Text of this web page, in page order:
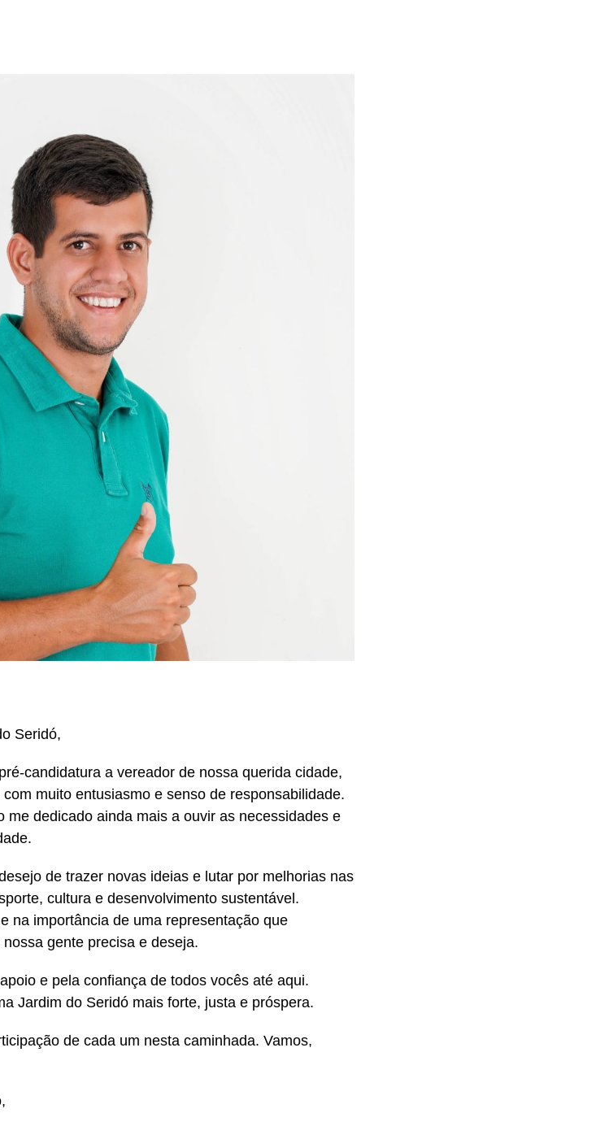
Seridó,
candidatura a vereador de nossa querida cidade,
muito entusiasmo e senso de responsabilidade.
me dedicado ainda mais a ouvir as necessidades e
de trazer novas ideias e lutar por melhorias nas
cultura e desenvolvimento sustentável.
na importância de uma representação que
gente precisa e deseja.
e pela confiança de todos vocês até aqui.
Jardim do Seridó mais forte, justa e próspera.
de cada um nesta caminhada. Vamos,